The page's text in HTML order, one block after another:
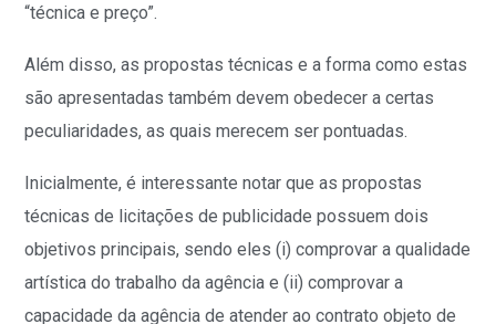
“técnica e preço”.
Além disso, as propostas técnicas e a forma como estas
são apresentadas também devem obedecer a certas
peculiaridades, as quais merecem ser pontuadas.
Inicialmente, é interessante notar que as propostas
técnicas de licitações de publicidade possuem dois
objetivos principais, sendo eles (i) comprovar a qualidade
artística do trabalho da agência e (ii) comprovar a
capacidade da agência de atender ao contrato objeto de